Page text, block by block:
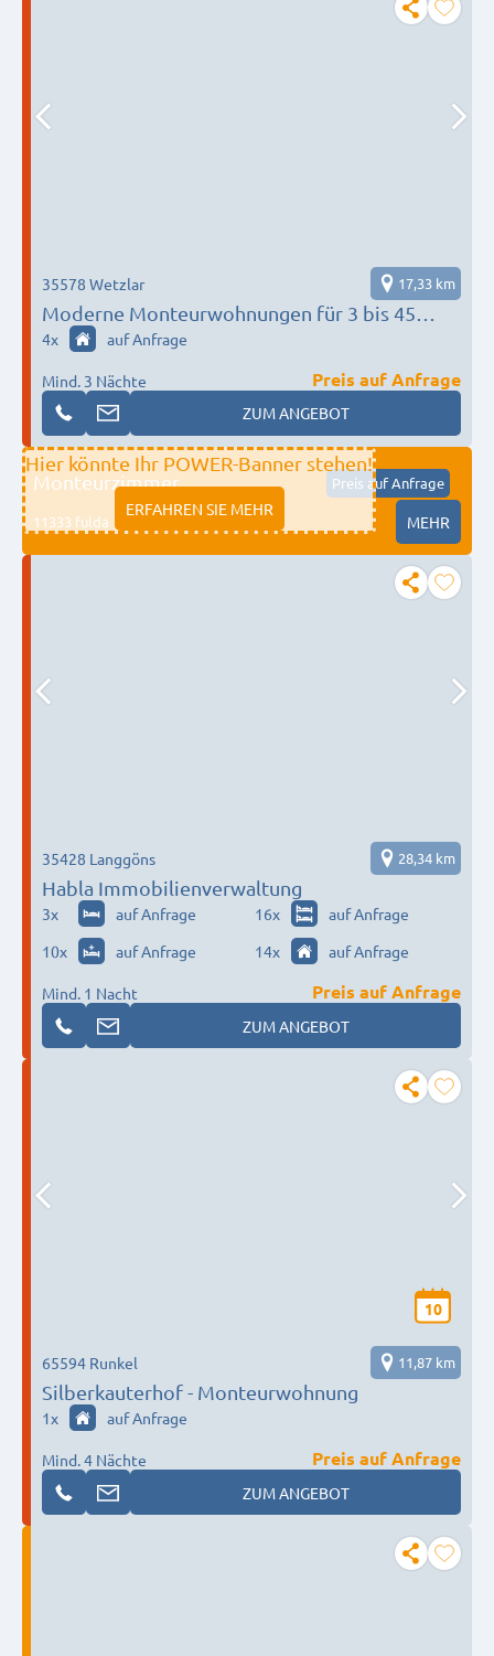
Moderne Monteurwohnungen für 3 bis 45
Personen in Wetzlar I Einzelbetten I all
35578 Wetzlar 17,33 km
4x auf Anfrage
Mind. 3 Nächte
Preis auf Anfrage
ZUM ANGEBOT
Hier könnte Ihr POWER-Banner stehen!
ERFAHREN SIE MEHR
Monteurzimmer Preis auf Anfrage
11333 fulda MEHR
Habla Immobilienverwaltung
35428 Langgöns 28,34 km
3x auf Anfrage 16x
auf Anfrage
10x auf Anfrage 14x auf Anfrage
Mind. 1 Nacht
Preis auf Anfrage
ZUM ANGEBOT
10
Silberkauterhof - Monteurwohnung
65594 Runkel 11,87 km
1x auf Anfrage
Mind. 4 Nächte
Preis auf Anfrage
ZUM ANGEBOT